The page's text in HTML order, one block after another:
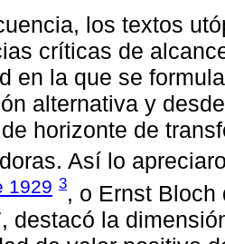
los textos
críticas de
en la que se
alternativa y
horizonte de
Así lo
1929 3, o Ernst
destacó la